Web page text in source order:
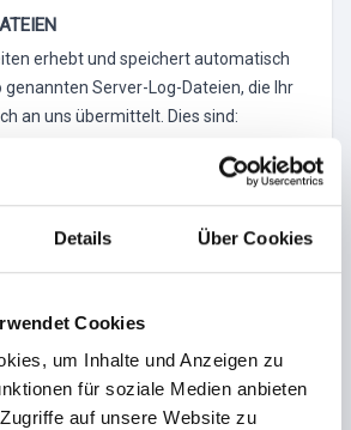
Details Über Cookies
Cookies
um Inhalte und Anzeigen zu
für soziale Medien anbieten
auf unsere Website zu
erhebt und speichert automatisch
Server-Log-Dateien, die Ihr
an uns übermittelt. Dies sind:
dieser Daten mit anderen
vorgenommen.